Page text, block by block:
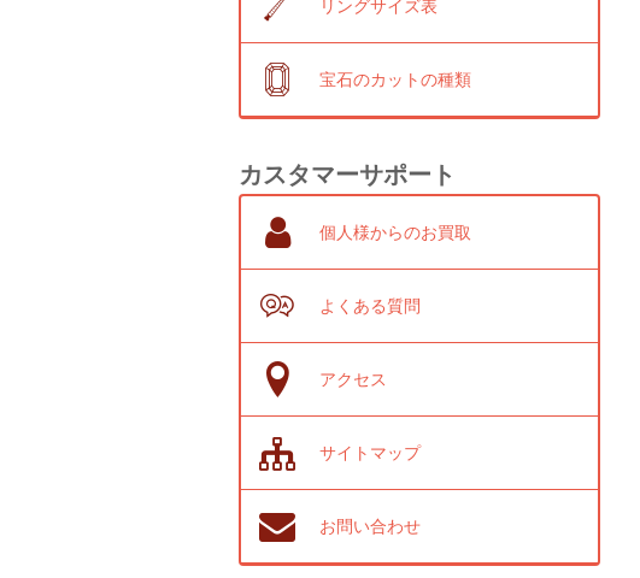
リングサイズ表
宝石のカットの種類
カスタマーサポート
個人様からのお買取
よくある質問
アクセス
サイトマップ
お問い合わせ